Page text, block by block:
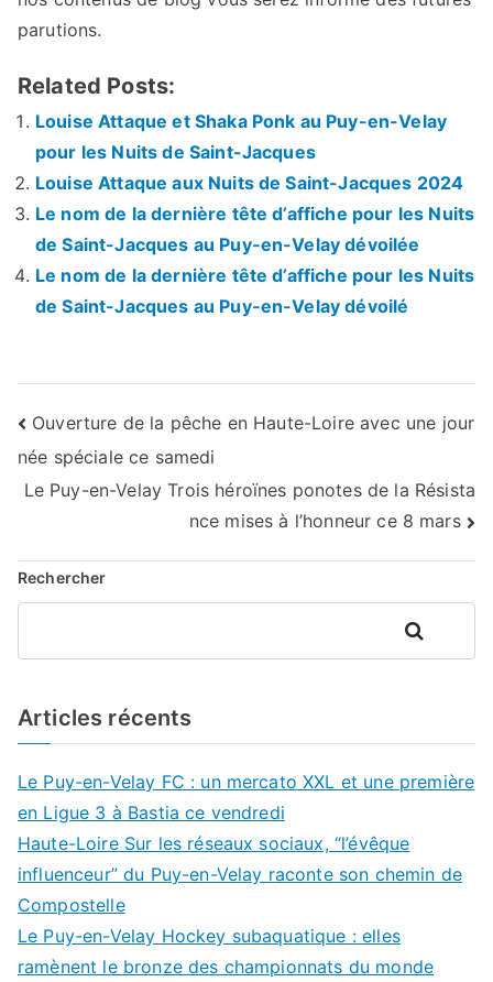
parutions.
Related Posts:
Louise Attaque et Shaka Ponk au Puy-en-Velay
pour les Nuits de Saint-Jacques
Louise Attaque aux Nuits de Saint-Jacques 2024
Le nom de la dernière tête d’affiche pour les Nuits
de Saint-Jacques au Puy-en-Velay dévoilée
Le nom de la dernière tête d’affiche pour les Nuits
de Saint-Jacques au Puy-en-Velay dévoilé
Navigation
de
Ouverture de la pêche en Haute-Loire avec une jour
née spéciale ce samedi
Le Puy-en-Velay Trois héroïnes ponotes de la Résista
nce mises à l’honneur ce 8 mars
Rechercher
Rechercher
Articles récents
Le Puy-en-Velay FC : un mercato XXL et une première
en Ligue 3 à Bastia ce vendredi
Haute-Loire Sur les réseaux sociaux, “l’évêque
influenceur” du Puy-en-Velay raconte son chemin de
Compostelle
Le Puy-en-Velay Hockey subaquatique : elles
ramènent le bronze des championnats du monde